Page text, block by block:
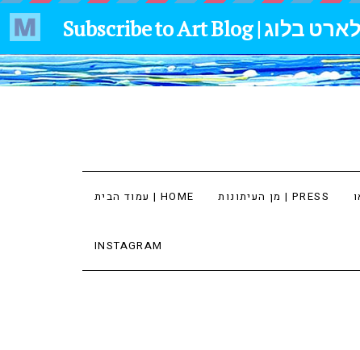
עמוד הבית | HOME מן העיתונות | PRESS
INSTAGRAM